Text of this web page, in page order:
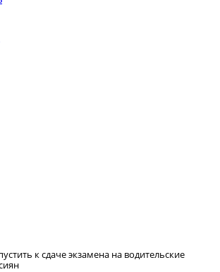
к сдаче экзамена на водительские